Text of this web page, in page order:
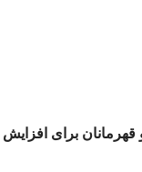
برای افزایش